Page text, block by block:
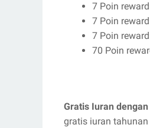
7 Poin
7 Poin
7 Poin
70 Poin
Gratis Iuran
gratis iuran